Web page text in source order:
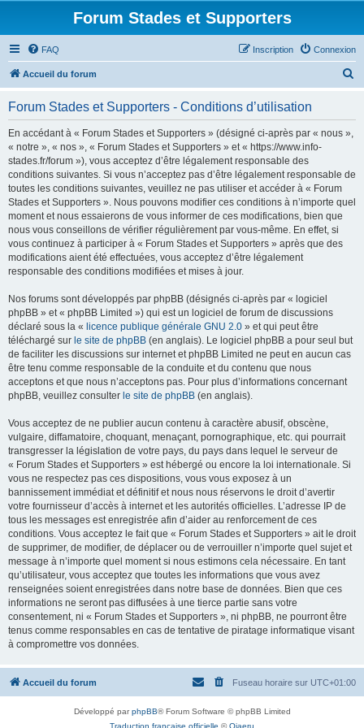
Forum Stades et Supporters
FAQ Connexion
Inscription
Accueil du forum
Forum Stades et Supporters - Conditions d’utilisation
En accédant à « Forum Stades et Supporters » (désigné ci-après par « nous »,
« notre », « nos », « Forum Stades et Supporters » et « https://www.info-
stades.fr/forum »), vous acceptez d’être légalement responsable des
conditions suivantes. Si vous n’acceptez pas d’être légalement responsable de
toutes les conditions suivantes, veuillez ne pas utiliser et accéder à « Forum
Stades et Supporters ». Nous pouvons modifier ces conditions à n’importe quel
moment et nous essaierons de vous informer de ces modifications, bien que
nous vous conseillons de vérifier régulièrement par vous-même. En effet, si
vous continuez à participer à « Forum Stades et Supporters » après que des
modifications aient été effectuées, vous acceptez d’être légalement
responsable des conditions modifiées et mises à jour.
Nos forums sont développés par phpBB (désignés ci-après par « logiciel
phpBB » et « phpBB Limited ») qui est un logiciel de forum de discussions
déclaré sous la « licence publique générale GNU 2.0 » et qui peut être
téléchargé sur le site de phpBB (en anglais). Le logiciel phpBB a pour seul but
de faciliter les discussions sur internet et phpBB Limited ne peut en aucun cas
être tenu comme responsable de la conduite et du contenu que nous
acceptons et que nous n’acceptons pas. Pour plus d’informations concernant
phpBB, veuillez consulter le site de phpBB (en anglais).
Vous acceptez de ne publier aucun contenu à caractère abusif, obscène,
vulgaire, diffamatoire, choquant, menaçant, pornographique, etc. qui pourrait
transgresser la législation de votre pays, du pays dans lequel le serveur de
« Forum Stades et Supporters » est hébergé ou encore la loi internationale. Si
vous ne respectez pas ces dispositions, vous vous exposez à un
bannissement immédiat et définitif et nous nous réservons le droit d’avertir
votre fournisseur d’accès à internet et les autorités officielles. L’adresse IP de
tous les messages est enregistrée afin d’aider au renforcement de ces
conditions. Vous acceptez le fait que « Forum Stades et Supporters » ait le droit
de supprimer, de modifier, de déplacer ou de verrouiller n’importe quel sujet et
message à n’importe quel moment si nous estimons cela nécessaire. En tant
qu’utilisateur, vous acceptez que toutes les informations que vous avez
renseignées soient enregistrées dans notre base de données. Bien que ces
informations ne seront pas diffusées à une tierce partie sans votre
consentement, ni « Forum Stades et Supporters », ni phpBB, ne pourront être
tenus comme responsables en cas de tentative de piratage informatique visant
à compromettre vos données.
Accueil du forum Fuseau horaire sur UTC+01:00
Développé parphpBB® Forum Software © phpBB Limited
Traduction française officielle ©Qiaeru